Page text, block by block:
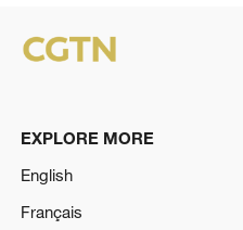
EXPLORE MORE
English
Français